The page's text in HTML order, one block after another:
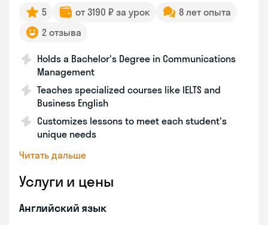
5 от 3190 ₽ за урок
8 лет опыта
2 отзыва
Holds a Bachelor's Degree in Communications
Management
Teaches specialized courses like IELTS and
Business English
Customizes lessons to meet each student's
unique needs
Читать дальше
Услуги и цены
Английский язык